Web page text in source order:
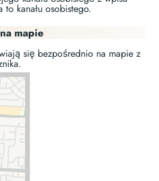
to kanału osobistego.
mapie
się bezpośrednio na mapie z